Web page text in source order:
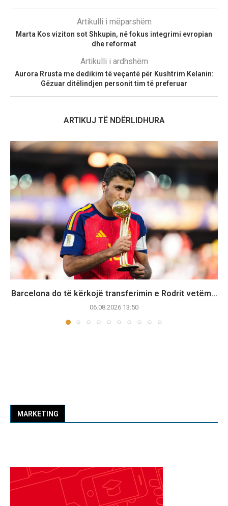
Artikulli i mëparshëm
Marta Kos viziton sot Shkupin, në fokus integrimi evropian
dhe reformat
Artikulli i ardhshëm
Aurora Rrusta me dedikim të veçantë për Kushtrim Kelanin:
Gëzuar ditëlindjen personit tim të preferuar
ARTIKUJ TË NDËRLIDHURA
Barcelona do të kërkojë transferimin e Rodrit vetëm...
06.08.2026 13:50
MARKETING